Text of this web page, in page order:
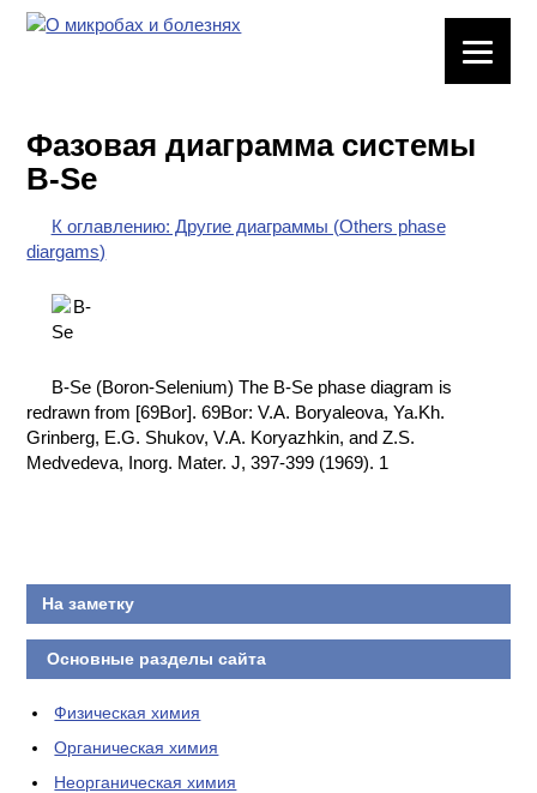
ХИМИЧЕСКАЯ
ПОСУДА
ВРЕДНЫЕ
ФАКТОРЫ
ХИМИЯ НА
ПРОИЗВОДСТВЕ
Фазовая диаграмма системы
B-Se
К оглавлению: Другие диаграммы (Others phase
diargams)
B-Se (Boron-Selenium) The B-Se phase diagram is
redrawn from [69Bor]. 69Bor: V.A. Boryaleova, Ya.Kh.
Grinberg, E.G. Shukov, V.A. Koryazhkin, and Z.S.
Medvedeva, Inorg. Mater. J, 397-399 (1969). 1
На заметку
Основные разделы сайта
Физическая химия
Органическая химия
Неорганическая химия